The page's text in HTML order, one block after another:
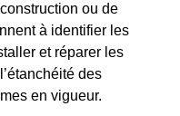
ou de
à identifier les
et réparer les
des
en vigueur.